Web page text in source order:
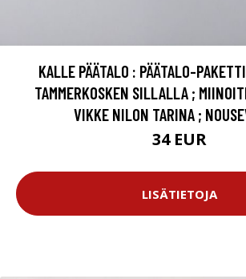
KALLE PÄÄTALO : PÄÄTALO-
TAMMERKOSKEN SILLALLA ;
VIKKE NILON TARINA ;
34 EUR
LISÄTIETOJA